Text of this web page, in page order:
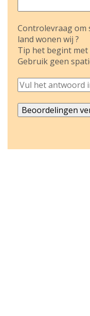
Controlevraag om
land wonen wij ?
Tip het begint met
Gebruik geen